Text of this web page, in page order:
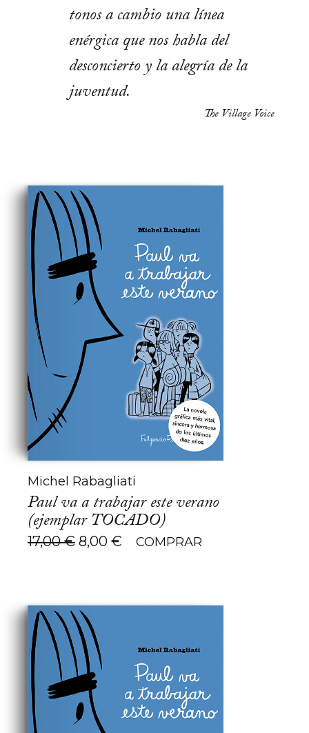
tonos a cambio una línea
enérgica que nos habla del
desconcierto y la alegría de la
juventud.
The Village Voice
Michel Rabagliati
Paul va a trabajar este verano
(ejemplar TOCADO)
17,00€ El
8,00 € COMPRAR